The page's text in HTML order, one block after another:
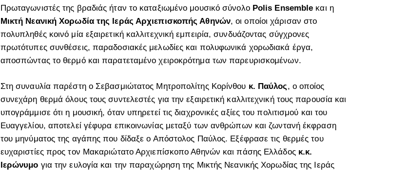
Πρωταγωνιστές της βραδιάς ήταν το καταξιωμένο μουσικό σύνολο Polis Ensemble και η
Μικτή Νεανική Χορωδία της Ιεράς Αρχιεπισκοπής Αθηνών, οι οποίοι χάρισαν στο
πολυπληθές κοινό μία εξαιρετική καλλιτεχνική εμπειρία, συνδυάζοντας σύγχρονες
πρωτότυπες συνθέσεις, παραδοσιακές μελωδίες και πολυφωνικά χορωδιακά έργα,
αποσπώντας το θερμό και παρατεταμένο χειροκρότημα των παρευρισκομένων.
Στη συναυλία παρέστη ο Σεβασμιώτατος Μητροπολίτης Κορίνθου κ. Παύλος, ο οποίος
συνεχάρη θερμά όλους τους συντελεστές για την εξαιρετική καλλιτεχνική τους παρουσία και
υπογράμμισε ότι η μουσική, όταν υπηρετεί τις διαχρονικές αξίες του πολιτισμού και του
Ευαγγελίου, αποτελεί γέφυρα επικοινωνίας μεταξύ των ανθρώπων και ζωντανή έκφραση
του μηνύματος της αγάπης που δίδαξε ο Απόστολος Παύλος. Εξέφρασε τις θερμές του
ευχαριστίες προς τον Μακαριώτατο Αρχιεπίσκοπο Αθηνών και πάσης Ελλάδος κ.κ.
Ιερώνυμο για την ευλογία και την παραχώρηση της Μικτής Νεανικής Χορωδίας της Ιεράς